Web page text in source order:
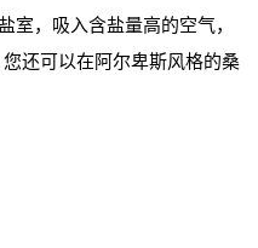
室，吸入含盐量高的空气，
还可以在阿尔卑斯风格的桑